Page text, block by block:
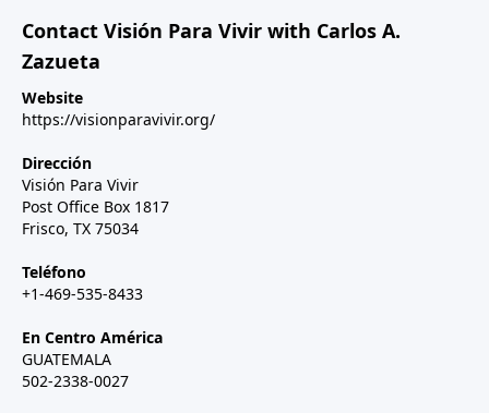
Contact Visión Para Vivir with Carlos A.
Zazueta
Website
https://visionparavivir.org/
Dirección
Visión Para Vivir
Post Office Box 1817
Frisco, TX 75034
Teléfono
+1-469-535-8433
En Centro América
GUATEMALA
502-2338-0027